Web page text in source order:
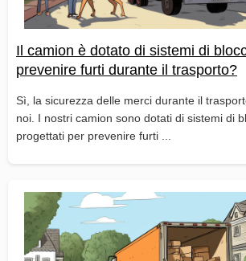
Il camion è dotato di sistemi di
prevenire furti durante il trasporto?
Sì, la sicurezza delle merci durante il
noi. I nostri camion sono dotati di sistemi di
progettati per prevenire furti ...